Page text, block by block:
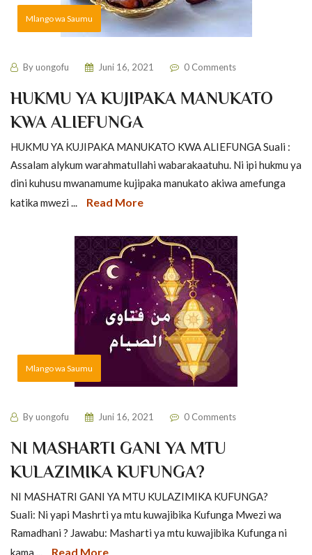
Mlango wa Saumu
Byuongofu Juni 16, 2021 0 Comments
HUKMU YA KUJIPAKA MANUKATO
KWA ALIEFUNGA
HUKMU YA KUJIPAKA MANUKATO KWA ALIEFUNGA Suali :
Assalam alykum warahmatullahi wabarakaatuhu. Ni ipi hukmu ya
dini kuhusu mwanamume kujipaka manukato akiwa amefunga
katika mwezi ...
Read More
Mlango wa Saumu
Byuongofu Juni 16, 2021 0 Comments
NI MASHARTI GANI YA MTU
KULAZIMIKA KUFUNGA?
NI MASHATRI GANI YA MTU KULAZIMIKA KUFUNGA?
Suali: Ni yapi Mashrti ya mtu kuwajibika Kufunga Mwezi wa
Ramadhani ? Jawabu: Masharti ya mtu kuwajibika Kufunga ni
kama ...
Read More